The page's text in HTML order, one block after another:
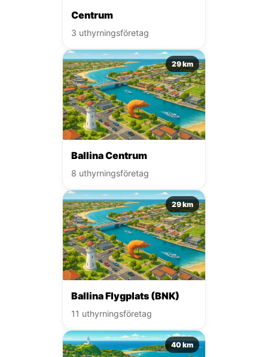
Centrum
3 uthyrningsföretag
29 km
Ballina Centrum
8 uthyrningsföretag
29 km
Ballina Flygplats (BNK)
11 uthyrningsföretag
40 km